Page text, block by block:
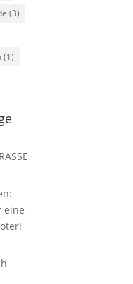
(3)
(1)
eine